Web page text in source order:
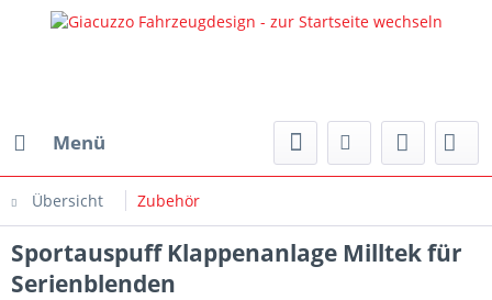
Menü
Übersicht Zubehör
Sportauspuff Klappenanlage Milltek für
Serienblenden